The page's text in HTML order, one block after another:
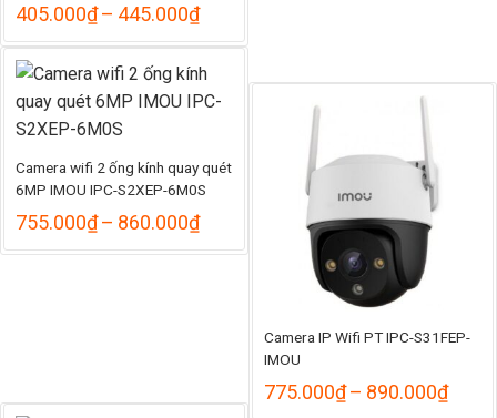
405.000₫– 445.000₫Khoảng
từ
405.000₫
đến
445.000₫
Camera wifi 2 ống kính quay quét
6MP IMOU IPC-S2XEP-6M0S
755.000₫– 860.000₫Khoảng
từ
Camera IP Wifi PT IPC-S31FEP-
IMOU
775.000₫– 890.000₫